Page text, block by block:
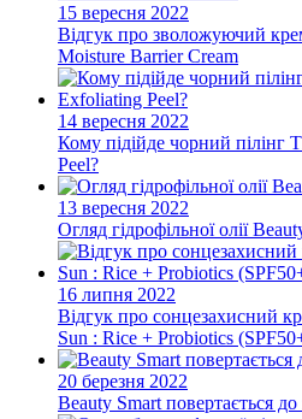
15 вересня 2022
Відгук про зволожуючий
Moisture Barrier Cream
14 вересня 2022
Кому підійде чорний пілінг
Peel?
13 вересня 2022
Огляд гідрофільної олії
16 липня 2022
Відгук про сонцезахисний
Sun : Rice + Probiotics
20 березня 2022
Beauty Smart повертається